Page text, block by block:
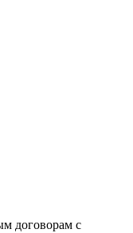
договорам с